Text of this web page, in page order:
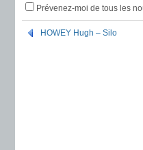
Prévenez-moi de tous les
HOWEY Hugh – Silo